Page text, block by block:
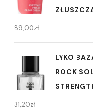
89,00zł
LYKO
ROCK
31,20zł